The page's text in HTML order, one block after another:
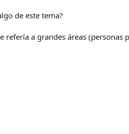
de este tema?
a grandes áreas (personas